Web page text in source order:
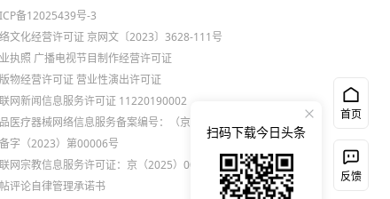
备12025439号-3
文化经营许可证 京网文〔2023〕3628-111号
执照 广播电视节目制作经营许可证
物经营许可证 营业性演出许可证
网新闻信息服务许可证 11220190002
医疗器械网络信息服务备案编号：（京）网药械信
字（2023）第00006号
网宗教信息服务许可证：京（2025）0000021
评论自律管理承诺书
首页
反馈
扫码下载今日头条